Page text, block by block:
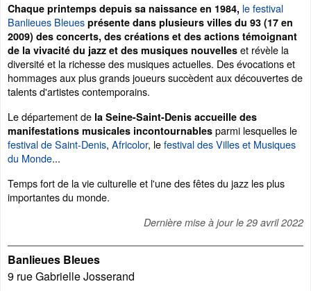
Chaque printemps depuis sa naissance en 1984, le festival
Banlieues Bleues présente dans plusieurs villes du 93 (17 en
2009) des concerts, des créations et des actions témoignant
de la vivacité du jazz et des musiques nouvelles et révèle la
diversité et la richesse des musiques actuelles. Des évocations et
hommages aux plus grands joueurs succèdent aux découvertes de
talents d'artistes contemporains.
Le département de la Seine-Saint-Denis accueille des
manifestations musicales incontournables parmi lesquelles le
festival de Saint-Denis, Africolor, lefestival des Villes et Musiques
du Monde...
Temps fort de la vie culturelle et l'une des fêtes du jazz les plus
importantes du monde.
Dernière mise à jour le 29 avril 2022
Banlieues Bleues
9 rue Gabrielle Josserand